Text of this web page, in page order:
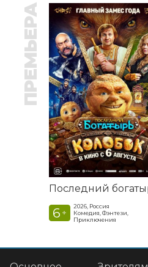
ПРЕМЬЕРА
6 +
2026, Россия
Комедия, Фэнтези,
Приключения